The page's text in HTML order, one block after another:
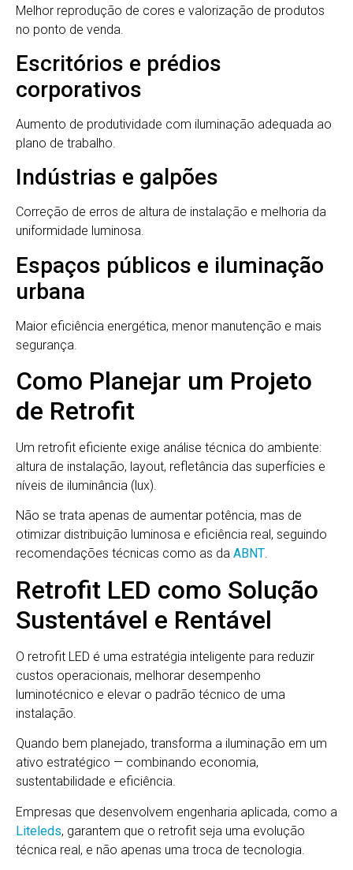
Melhor reprodução de cores e valorização de produtos
no ponto de venda.
Escritórios e prédios
corporativos
Aumento de produtividade com iluminação adequada ao
plano de trabalho.
Indústrias e galpões
Correção de erros de altura de instalação e melhoria da
uniformidade luminosa.
Espaços públicos e iluminação
urbana
Maior eficiência energética, menor manutenção e mais
segurança.
Como Planejar um Projeto
de Retrofit
Um retrofit eficiente exige análise técnica do ambiente:
altura de instalação, layout, refletância das superfícies e
níveis de iluminância (lux).
Não se trata apenas de aumentar potência, mas de
otimizar distribuição luminosa e eficiência real, seguindo
recomendações técnicas como as da ABNT.
Retrofit LED como Solução
Sustentável e Rentável
O retrofit LED é uma estratégia inteligente para reduzir
custos operacionais, melhorar desempenho
luminotécnico e elevar o padrão técnico de uma
instalação.
Quando bem planejado, transforma a iluminação em um
ativo estratégico — combinando economia,
sustentabilidade e eficiência.
Empresas que desenvolvem engenharia aplicada, como a
Liteleds, garantem que o retrofit seja uma evolução
técnica real, e não apenas uma troca de tecnologia.